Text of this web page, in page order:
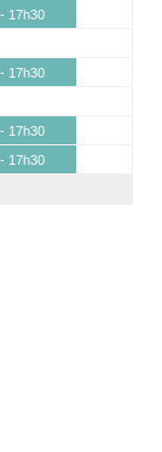
17h30
17h30
17h30
17h30